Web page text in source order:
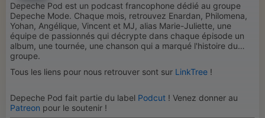
Depeche Pod est un podcast francophone dédié au groupe
Depeche Mode. Chaque mois, retrouvez Enardan, Philomena,
Yohan, Angélique, Vincent et MJ, alias Marie-Juliette, une
équipe de passionnés qui décrypte dans chaque épisode un
album, une tournée, une chanson qui a marqué l'histoire du
groupe.
Tous les liens pour nous retrouver sont sur LinkTree !
Depeche Pod fait partie du label Podcut ! Venez donner au
Patreon pour le soutenir !